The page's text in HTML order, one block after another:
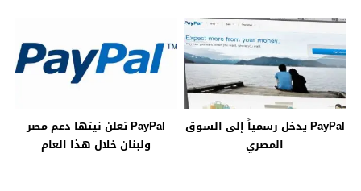
PayPal يدخل رسمياً إلى السوق
المصري
PayPal تعلن نيتها دعم مصر
ولبنان خلال هذا العام